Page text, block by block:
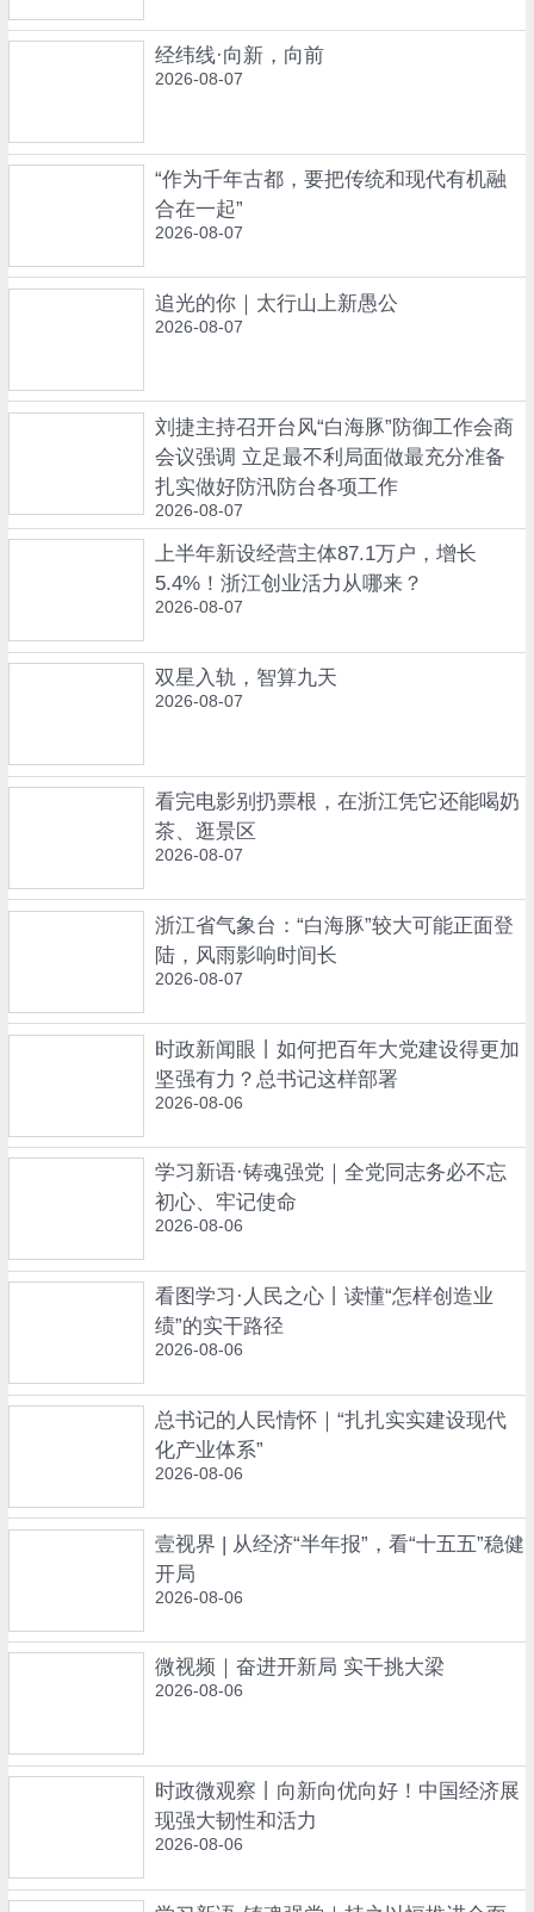
经纬线·向新，向前
2026-08-07
“作为千年古都，要把传统和现代有机融
合在一起”
2026-08-07
追光的你｜太行山上新愚公
2026-08-07
刘捷主持召开台风“白海豚”防御工作会商
会议强调 立足最不利局面做最充分准备
扎实做好防汛防台各项工作
2026-08-07
上半年新设经营主体87.1万户，增长
5.4%！浙江创业活力从哪来？
2026-08-07
双星入轨，智算九天
2026-08-07
看完电影别扔票根，在浙江凭它还能喝奶
茶、逛景区
2026-08-07
浙江省气象台：“白海豚”较大可能正面登
陆，风雨影响时间长
2026-08-07
时政新闻眼丨如何把百年大党建设得更加
坚强有力？总书记这样部署
2026-08-06
学习新语·铸魂强党｜全党同志务必不忘
初心、牢记使命
2026-08-06
看图学习·人民之心丨读懂“怎样创造业
绩”的实干路径
2026-08-06
总书记的人民情怀｜“扎扎实实建设现代
化产业体系”
2026-08-06
壹视界 | 从经济“半年报”，看“十五五”稳健
开局
2026-08-06
微视频｜奋进开新局 实干挑大梁
2026-08-06
时政微观察丨向新向优向好！中国经济展
现强大韧性和活力
2026-08-06